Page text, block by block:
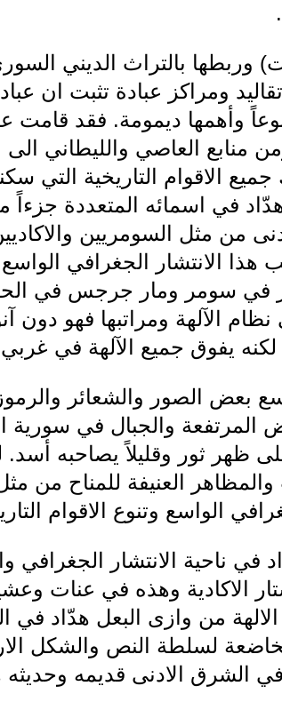
وربطها بالتراث الديني
ومراكز عبادة تثبت ان
تنوعاً وأهمها ديمومة. فقد
منابع العاصي والليطاني
الاقوام التاريخية التي
في اسمائه المتعددة جزءاً
من مثل السومريين
هذا الانتشار الجغرافي
في سومر ومار جرجس في
الآلهة ومراتبها فهو
يفوق جميع الآلهة في
بعض الصور والشعائر
المرتفعة والجبال في سورية
ظهر ثور وقليلاً يصاحبه أسد.
العنيفة للمناح من
الواسع وتنوع الاقوام
في ناحية الانتشار الجغرافي
الاكادية وهذه في عنات
من وازى البعل هدّاد في
لسلطة النص والشكل
في الشرق الادنى قديمه